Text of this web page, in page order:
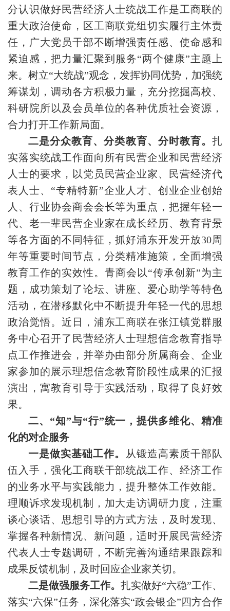
分认识做好民营经济人士统战工作是工商联的
重大政治使命，区工商联党组切实履行主体责
任，广大党员干部不断增强责任感、使命感和
紧迫感，把力量汇聚到服务“两个健康”主题上
来。树立“大统战”观念，发挥协同优势，加强统
筹谋划，调动各方积极力量，充分挖掘高校、
科研院所以及会员单位的各种优质社会资源，
合力打开工作新局面。
二是分众教育、分类教育、分时教育。 扎
实落实统战工作面向所有民营企业和民营经济
人士的要求，以党员民营企业家、民营经济代
表人士、“专精特新”企业人才、创业企业创始
人、行业协会商会会长等为重点，把握年轻一
代、老一辈民营企业家在成长经历、教育背景
等各方面的不同特征，抓好浦东开发开放30周
年等重要时间节点，分类精准施策，全面增强
教育工作的实效性。青商会以“传承创新”为主
题，成功策划了论坛、讲座、爱心助学等特色
活动，在潜移默化中不断提升年轻一代的思想
政治觉悟。近日，浦东工商联在张江镇党群服
务中心召开了民营经济人士理想信念教育指导
点工作推进会，并举办由部分所属商会、企业
家参加的展示理想信念教育阶段性成果的汇报
演出，寓教育引导于实践活动，取得了良好效
果。
二、“知”与“行”统一，提供多维化、精准
化的对企服务
一是做实基础工作。
从锻造高素质干部队
伍入手，强化工商联干部统战工作、经济工作
的业务水平与实践能力，提升整体工作效能。
理顺诉求发现机制，加大走访调研力度，注重
谈心谈话、思想引导的方式方法，及时发现、
掌握各种新情况、新问题，适时开展民营经济
代表人士专题调研，不断完善沟通结果跟踪和
成果反馈机制，及时回应企业家关切。
二是做强服务工作。 扎实做好“六稳”工作、
落实“六保”任务，深化落实“政会银企”四方合作